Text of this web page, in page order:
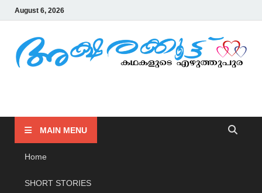
August 6, 2026
MAIN MENU
Home
SHORT STORIES